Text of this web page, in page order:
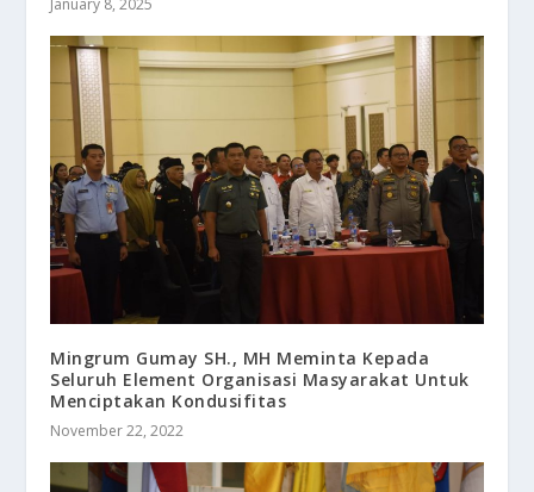
Mingrum Gumay SH., MH Meminta Kepada
Seluruh Element Organisasi Masyarakat Untuk
Menciptakan Kondusifitas
November 22, 2022